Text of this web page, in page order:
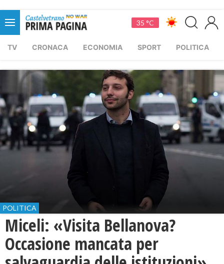
35 °C
TV CRONACA ECONOMIA SPORT POLITICA
POLITICA
Miceli: «Visita Bellanova?
Occasione mancata per